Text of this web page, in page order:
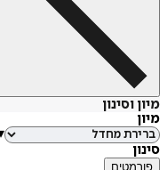
מיון וסינון
מיון
סינון
פורמטים